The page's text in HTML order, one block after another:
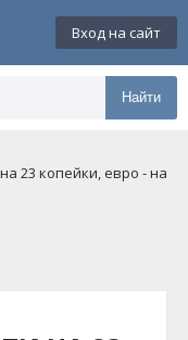
Вход на сайт
Найти
23 копейки, евро - на